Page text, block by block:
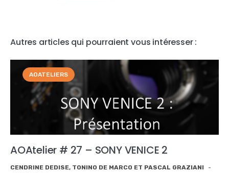
Autres articles qui pourraient vous intéresser :
AOATELIERS
AOAtelier # 27 – SONY VENICE 2
CENDRINE DEDISE, TONINO DE MARCO ET PASCAL GRAZIANI
-